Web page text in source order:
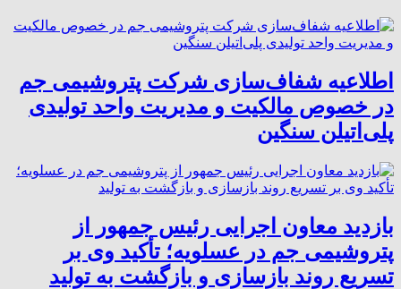
اطلاعیه شفاف‌سازی شرکت پتروشیمی جم
در خصوص مالکیت و مدیریت واحد تولیدی
پلی‌اتیلن سنگین
بازدید معاون اجرایی رئیس جمهور از
پتروشیمی جم در عسلویه؛ تأکید وی بر
تسریع روند بازسازی و بازگشت به تولید